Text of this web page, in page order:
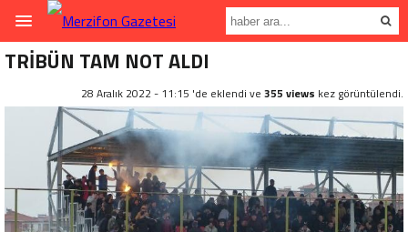
TRİBÜN TAM NOT ALDI
28 Aralık 2022 - 11:15 'de eklendi ve 355 views kez görüntülendi.